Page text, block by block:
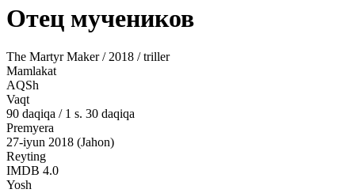
Отец мучеников
The Martyr Maker / 2018 / triller
Mamlakat
AQSh
Vaqt
90 daqiqa / 1 s. 30 daqiqa
Premyera
27-iyun 2018 (Jahon)
Reyting
IMDB 4.0
Yosh